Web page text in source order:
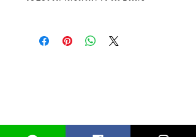
***Ready to Ship Lead time 7 - 10